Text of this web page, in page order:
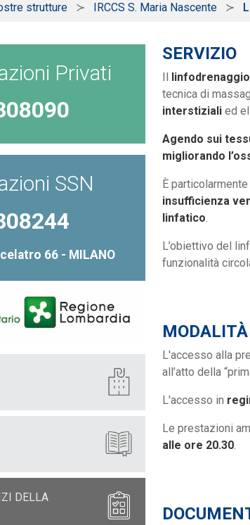
strutture IRCCS S. Maria Nascente
Privati
SSN
66 - MILANO
DELLA
SERVIZIO
linfodrenaggio
tecnica di
interstiziali ed
Agendo sui
migliorando
È
insufficienza
linfatico.
L’obiettivo del
funzionalità
L'accesso alla
all’atto della
L'accesso in
Le prestazioni
alle ore 20.30.